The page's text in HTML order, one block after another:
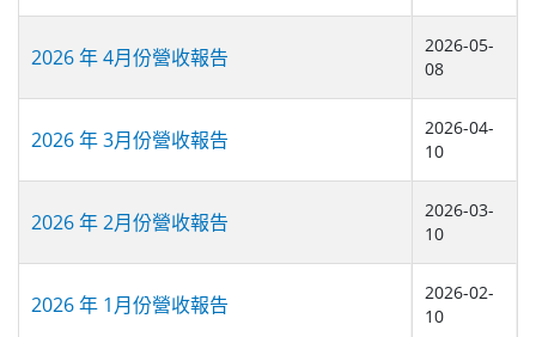
2026 年 4月份營收報告
2026-05-
08
2026 年 3月份營收報告
2026-04-
10
2026 年 2月份營收報告
2026-03-
10
2026 年 1月份營收報告
2026-02-
10